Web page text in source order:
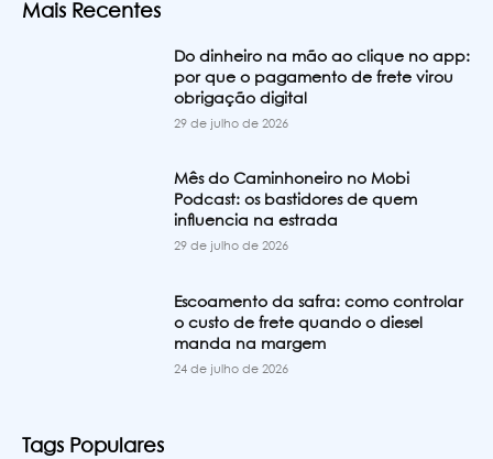
Mais Recentes
Do dinheiro na mão ao clique no app:
por que o pagamento de frete virou
obrigação digital
29 de julho de 2026
Mês do Caminhoneiro no Mobi
Podcast: os bastidores de quem
influencia na estrada
29 de julho de 2026
Escoamento da safra: como controlar
o custo de frete quando o diesel
manda na margem
24 de julho de 2026
Tags Populares